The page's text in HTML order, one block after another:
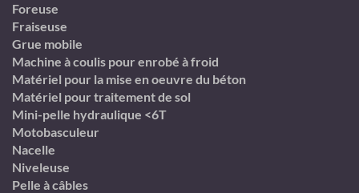
Foreuse
Fraiseuse
Grue mobile
Machine à coulis pour enrobé à froid
Matériel pour la mise en oeuvre du béton
Matériel pour traitement de sol
Mini-pelle hydraulique <6T
Motobasculeur
Nacelle
Niveleuse
Pelle à câbles